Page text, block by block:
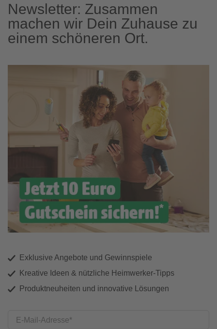
Newsletter: Zusammen
machen wir Dein Zuhause zu
einem schöneren Ort.
Exklusive Angebote und Gewinnspiele
Kreative Ideen & nützliche Heimwerker-Tipps
Produktneuheiten und innovative Lösungen
E-Mail-Adresse